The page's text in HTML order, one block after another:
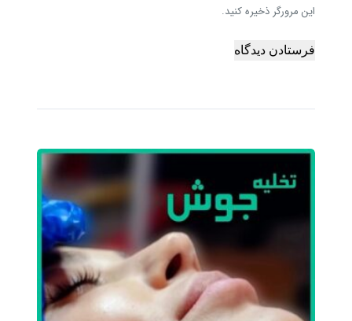
این مرورگر ذخیره کنید.
فرستادن دیدگاه